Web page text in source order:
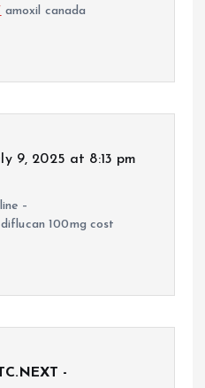
amoxil canada
9, 2025 at 8:13 pm
–
100mg cost
-